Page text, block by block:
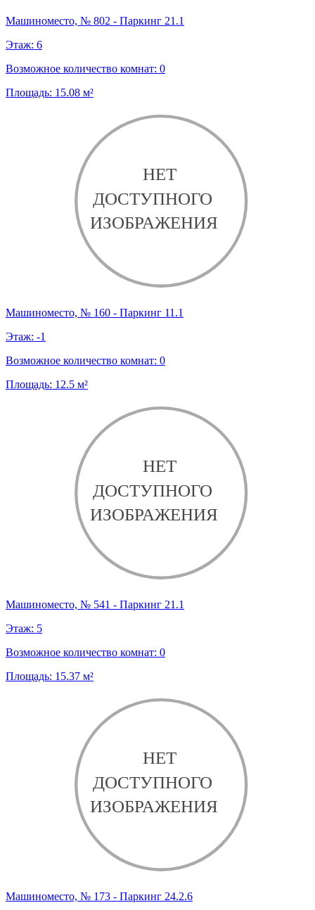
Машиноместо, № 802 - Паркинг 21.1
Этаж: 6
Возможное количество комнат: 0
Площадь: 15.08 м²
Машиноместо, № 160 - Паркинг 11.1
Этаж: -1
Возможное количество комнат: 0
Площадь: 12.5 м²
Машиноместо, № 541 - Паркинг 21.1
Этаж: 5
Возможное количество комнат: 0
Площадь: 15.37 м²
Машиноместо, № 173 - Паркинг 24.2.6